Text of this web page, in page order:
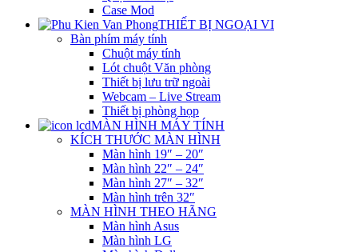
Case Mod
THIẾT BỊ NGOẠI VI
Bàn phím máy tính
Chuột máy tính
Lót chuột Văn phòng
Thiết bị lưu trữ ngoài
Webcam – Live Stream
Thiết bị phòng họp
MÀN HÌNH MÁY TÍNH
KÍCH THƯỚC MÀN HÌNH
Màn hình 19″ – 20″
Màn hình 22″ – 24″
Màn hình 27″ – 32″
Màn hình trên 32″
MÀN HÌNH THEO HÃNG
Màn hình Asus
Màn hình LG